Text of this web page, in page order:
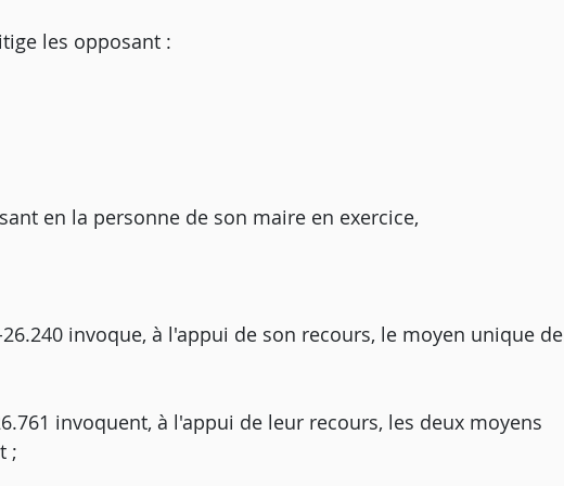
les opposant :
en la personne de son maire en exercice,
invoque, à l'appui de son recours, le moyen unique de
invoquent, à l'appui de leur recours, les deux moyens
;